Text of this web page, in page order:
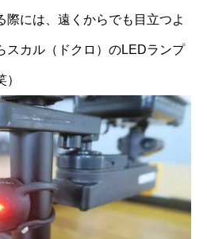
際には、遠くからでも目立つよ
スカル（ドクロ）のLEDランプ